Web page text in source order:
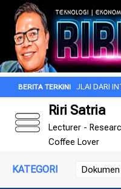
ITU DIMULAI DARI
Riri Satria
Lecturer -
Coffee Lover
KATEGORI Dokumen